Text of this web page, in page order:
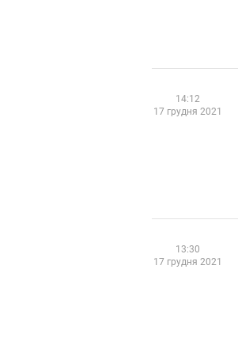
14:12
17 грудня 2021
13:30
17 грудня 2021